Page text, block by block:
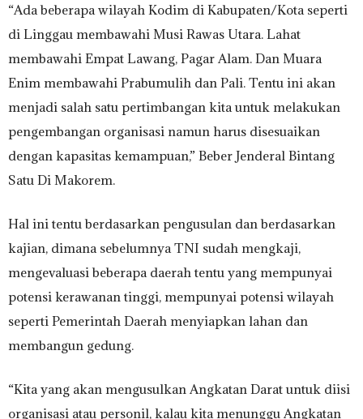
“Ada beberapa wilayah Kodim di Kabupaten/Kota seperti
di Linggau membawahi Musi Rawas Utara. Lahat
membawahi Empat Lawang, Pagar Alam. Dan Muara
Enim membawahi Prabumulih dan Pali. Tentu ini akan
menjadi salah satu pertimbangan kita untuk melakukan
pengembangan organisasi namun harus disesuaikan
dengan kapasitas kemampuan,” Beber Jenderal Bintang
Satu Di Makorem.
Hal ini tentu berdasarkan pengusulan dan berdasarkan
kajian, dimana sebelumnya TNI sudah mengkaji,
mengevaluasi beberapa daerah tentu yang mempunyai
potensi kerawanan tinggi, mempunyai potensi wilayah
seperti Pemerintah Daerah menyiapkan lahan dan
membangun gedung.
“Kita yang akan mengusulkan Angkatan Darat untuk diisi
organisasi atau personil, kalau kita menunggu Angkatan